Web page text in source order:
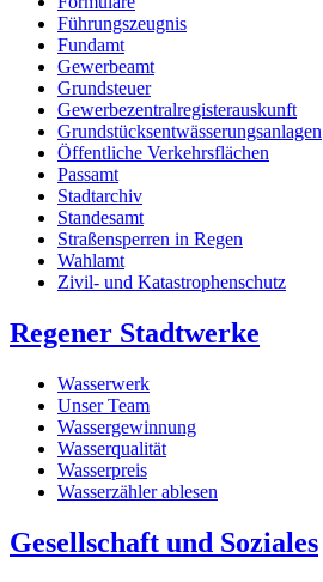
Führungszeugnis
Fundamt
Gewerbeamt
Grundsteuer
Gewerbezentralregisterauskunft
Grundstücksentwässerungsanlagen
Öffentliche Verkehrsflächen
Passamt
Stadtarchiv
Standesamt
Straßensperren in Regen
Wahlamt
Zivil- und Katastrophenschutz
Regener Stadtwerke
Wasserwerk
Unser Team
Wassergewinnung
Wasserqualität
Wasserpreis
Wasserzähler ablesen
Gesellschaft und Soziales